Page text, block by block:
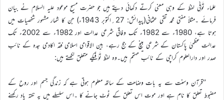
علماء تَوَفِّی لفظ کے وہی معنی کرتے دکھائی دیتے ہیں جو حضرت مسیح موعود علیہ السلام نے بیان
فرمائے ۔مثلاً مفتی محمد تقی عثمانی(پیدائش: 27؍اکتوبر 1943ء) جن کا شمار مشہور شخصیات میں
ہوتا ہے، 1980ء سے 1982ء تک وفاقی شرعی عدالت اور 1982ء سے 2002ء تک
عدالت عظمیٰ پاکستان کے شرعی بینچ کے جج رہے، بین الاقوامی اسلامی فقہ اکادمی جدہ کے نائب
صدر اور دارالعلوم کراچی کے نائب مہتمم ہیں۔وہ لفظ تَوَفِّیکے متعلق لکھتے ہیں:
’’قرآن وسنت سے یہ بات وضاحت کے ساتھ معلوم ہوتی ہے کہ زندگی جسم اور روح کے
مضبوط تعلق کا نام ہے اور موت اس تعلق کے ٹوٹ جانے کا ۔اس سلسلے میں یہ نکتہ یاد رکھنے